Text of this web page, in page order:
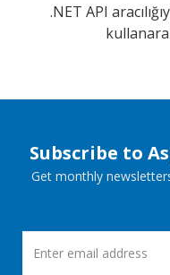
.NET API
Subscribe to
Get monthly